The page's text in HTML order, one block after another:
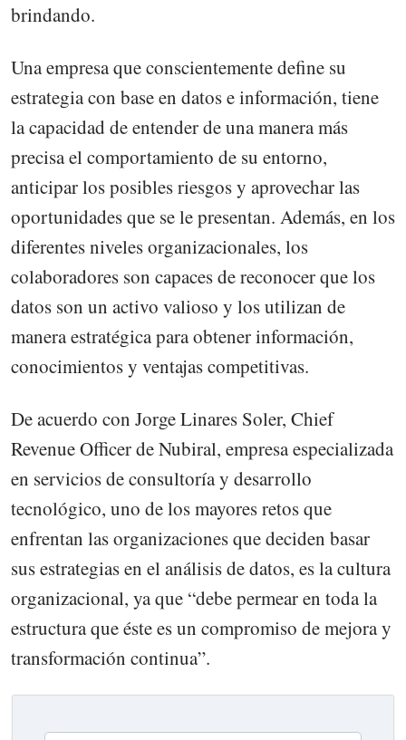
brindando.
Una empresa que conscientemente define su
estrategia con base en datos e información, tiene
la capacidad de entender de una manera más
precisa el comportamiento de su entorno,
anticipar los posibles riesgos y aprovechar las
oportunidades que se le presentan. Además, en los
diferentes niveles organizacionales, los
colaboradores son capaces de reconocer que los
datos son un activo valioso y los utilizan de
manera estratégica para obtener información,
conocimientos y ventajas competitivas.
De acuerdo con Jorge Linares Soler, Chief
Revenue Officer de Nubiral, empresa especializada
en servicios de consultoría y desarrollo
tecnológico, uno de los mayores retos que
enfrentan las organizaciones que deciden basar
sus estrategias en el análisis de datos, es la cultura
organizacional, ya que “debe permear en toda la
estructura que éste es un compromiso de mejora y
transformación continua”.